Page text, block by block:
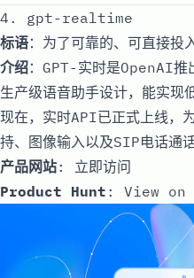
4. gpt-realtime
标语：为了可靠的、可直接投
介绍：GPT-实时是OpenAI推
生产级语音助手设计，能实现
现在，实时API已正式上线，
持、图像输入以及SIP电话通
产品网站: 立即访问
Product Hunt : View on